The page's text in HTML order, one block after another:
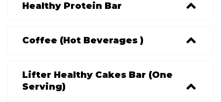
Healthy Protein Bar
Coffee (Hot Beverages )
Lifter Healthy Cakes Bar (One
Serving)